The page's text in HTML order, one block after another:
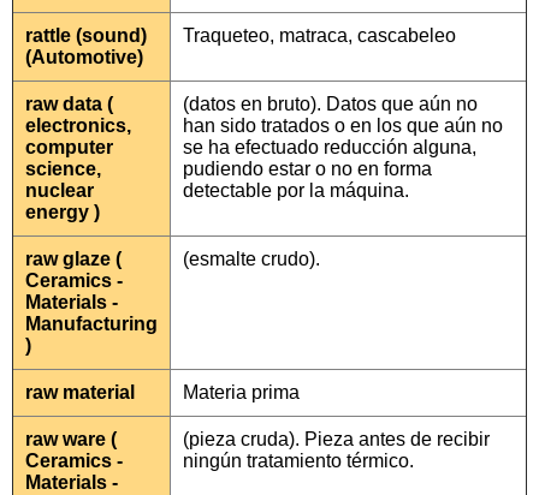
rattle (sound)
(Automotive)
Traqueteo, matraca, cascabeleo
raw data (
electronics,
computer
science,
nuclear
energy )
(datos en bruto). Datos que aún no
han sido tratados o en los que aún no
se ha efectuado reducción alguna,
pudiendo estar o no en forma
detectable por la máquina.
raw glaze (
Ceramics -
Materials -
Manufacturing
)
(esmalte crudo).
raw material Materia prima
raw ware (
Ceramics -
Materials -
(pieza cruda). Pieza antes de recibir
ningún tratamiento térmico.